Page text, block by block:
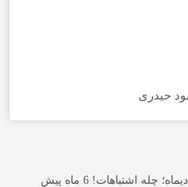
حیدری
چله اشتباهات! 6 ماه پیش